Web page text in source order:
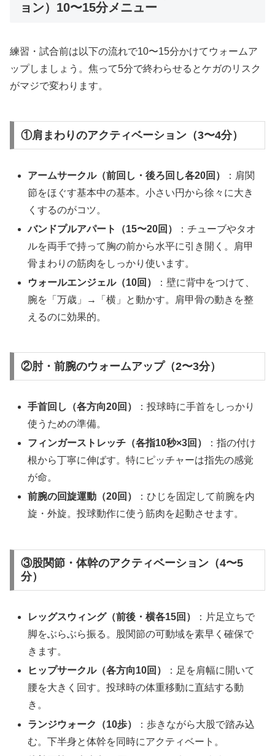
ョン）10〜15分メニュー
練習・試合前は以下の流れで10〜15分かけてウォームア
ップしましょう。焦って5分で終わらせるとケガのリスク
がマジで変わります。
①肩まわりのアクティベーション（3〜4分）
アームサークル（前回し・後ろ回し各20回）
：肩関
節をほぐす基本中の基本。小さい円から徐々に大き
くするのがコツ。
バンドプルアパート（15〜20回）
：チューブやタオ
ルを両手で持って胸の前から水平に引き開く。肩甲
骨まわりの筋肉をしっかり使います。
ウォールエンジェル（10回）
：壁に背中をつけて、
腕を「万歳」→「横」と動かす。肩甲骨の動きを整
えるのに効果的。
②肘・前腕のウォームアップ（2〜3分）
手首回し（各方向20回）
：投球時に手首をしっかり
使うための準備。
フィンガーストレッチ（各指10秒×3回）
：指の付け
根から丁寧に伸ばす。特にピッチャーは指先の感覚
が命。
前腕の回旋運動（20回）
：ひじを固定して前腕を内
旋・外旋。投球動作に使う筋肉を起動させます。
③股関節・体幹のアクティベーション（4〜5
分）
レッグスウィング（前後・横各15回）
：片足立ちで
脚をぶらぶら振る。股関節の可動域を素早く確保で
きます。
ヒップサークル（各方向10回）
：足を肩幅に開いて
腰を大きく回す。投球時の体重移動に直結する動
き。
ランジウォーク（10歩）
：歩きながら大股で踏み込
む。下半身と体幹を同時にアクティベート。